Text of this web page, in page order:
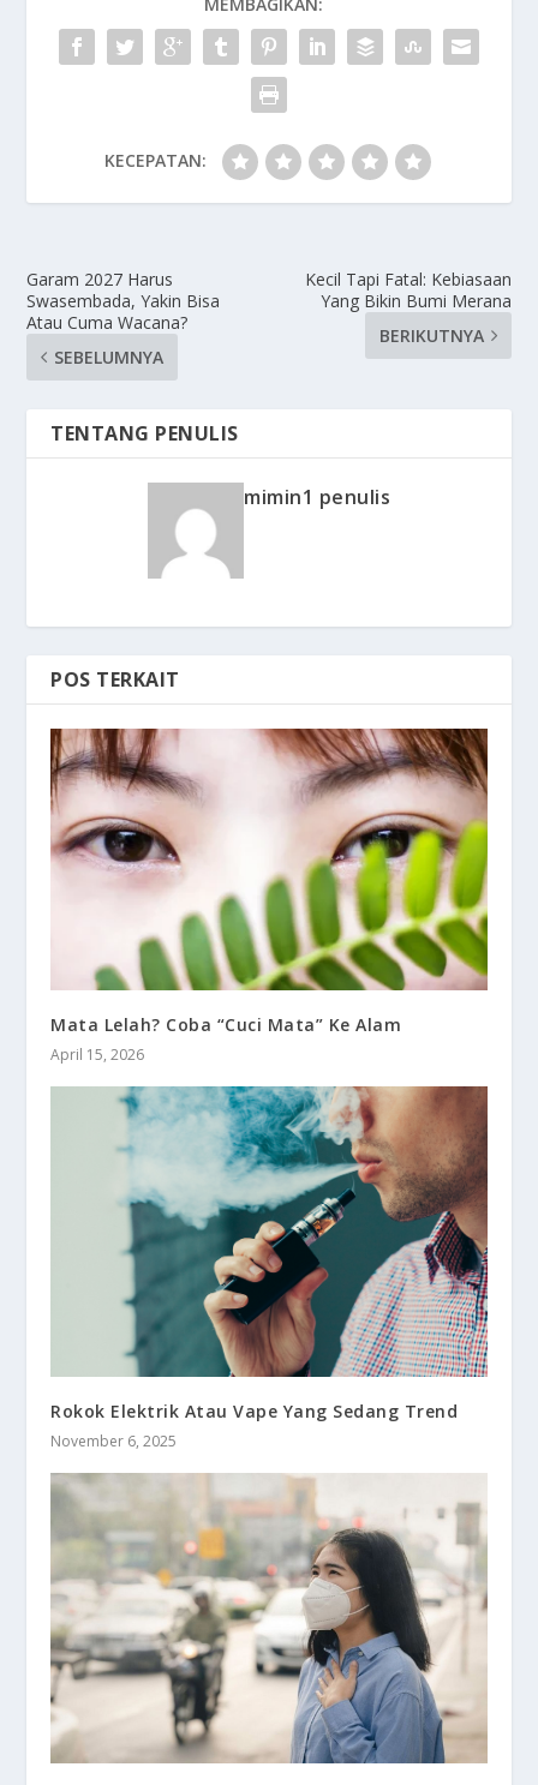
KECEPATAN:
Garam 2027 Harus
Swasembada, Yakin Bisa
Atau Cuma Wacana?
SEBELUMNYA
Kecil Tapi Fatal: Kebiasaan
Yang Bikin Bumi Merana
BERIKUTNYA
TENTANG PENULIS
mimin1 penulis
POS TERKAIT
Mata Lelah? Coba “Cuci Mata” Ke Alam
April 15, 2026
Rokok Elektrik Atau Vape Yang Sedang Trend
November 6, 2025